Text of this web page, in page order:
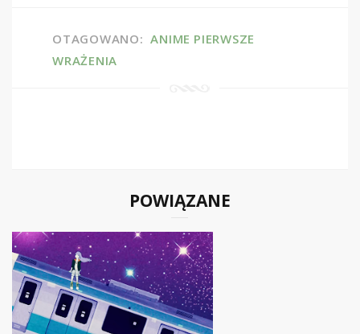
OTAGOWANO: ANIME PIERWSZE
WRAŻENIA
POWIĄZANE